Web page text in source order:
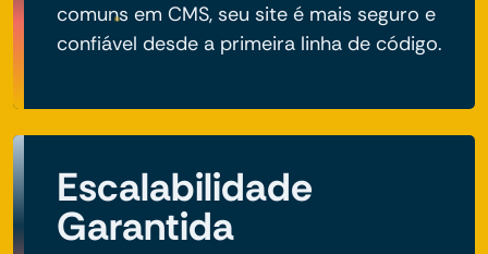
comuns em CMS, seu site é mais seguro e
confiável desde a primeira linha de código.
Escalabilidade
Garantida